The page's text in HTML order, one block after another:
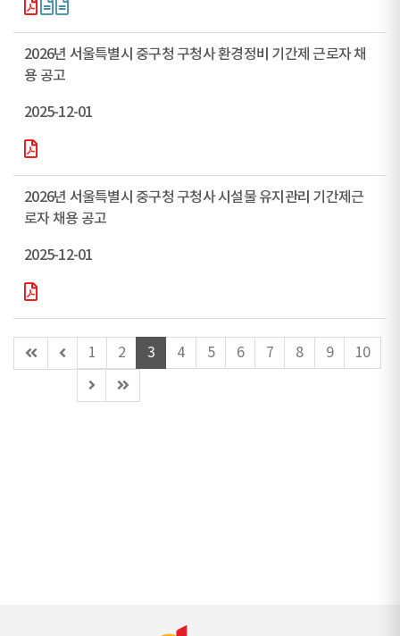
2026년 서울특별시 중구청 구청사 환경정비 기간제 근로자 채
용 공고
2025-12-01
2026년 서울특별시 중구청 구청사 시설물 유지관리 기간제근
로자 채용 공고
2025-12-01
첫
페
이
전
1 2 3 4 5 6 7 8 9
10
다
음
마
지